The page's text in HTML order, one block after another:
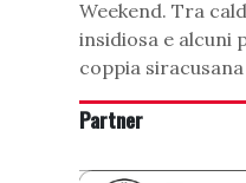
Weekend. Tra
insidiosa e alcuni
coppia
Partner